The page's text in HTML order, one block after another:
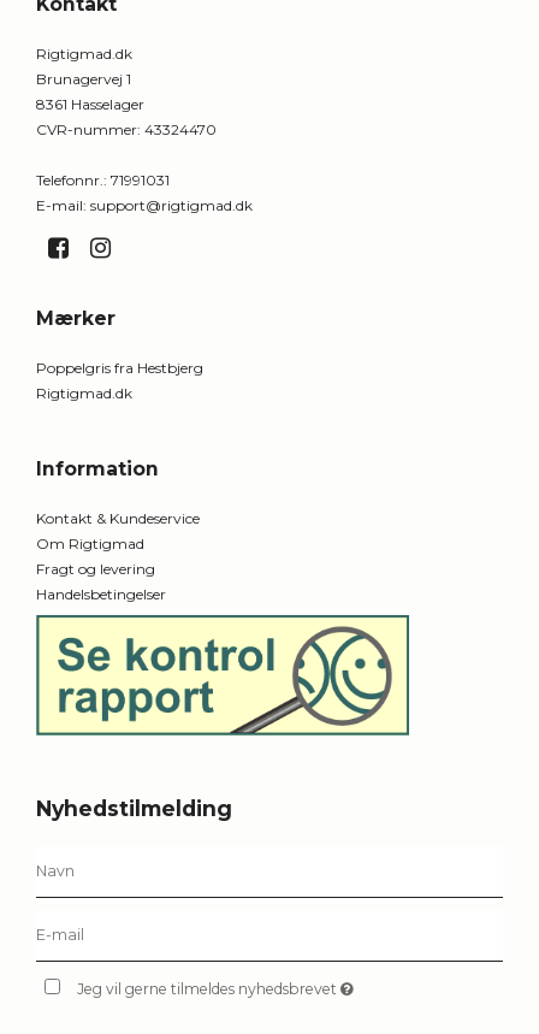
Rigtigmad.dk
Brunagervej 1
8361 Hasselager
CVR-nummer: 43324470
Telefonnr. : 71991031
E-mail: support@rigtigmad.dk
Mærker
Poppelgris fra Hestbjerg
Rigtigmad.dk
Information
Kontakt & Kundeservice
Om Rigtigmad
Fragt og levering
Handelsbetingelser
Nyhedstilmelding
Jeg vil gerne tilmeldes nyhedsbrevet